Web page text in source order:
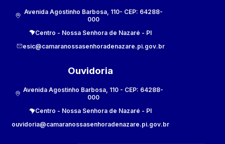
Avenida Agostinho Barbosa, 110- CEP: 64288-
000
Centro - Nossa Senhora de Nazaré - PI
esic@camaranossasenhoradenazare.pi.gov.br
Ouvidoria
Avenida Agostinho Barbosa, 110 - CEP: 64288-
000
Centro - Nossa Senhora de Nazaré - PI
ouvidoria@camaranossasenhoradenazare.pi.gov.br